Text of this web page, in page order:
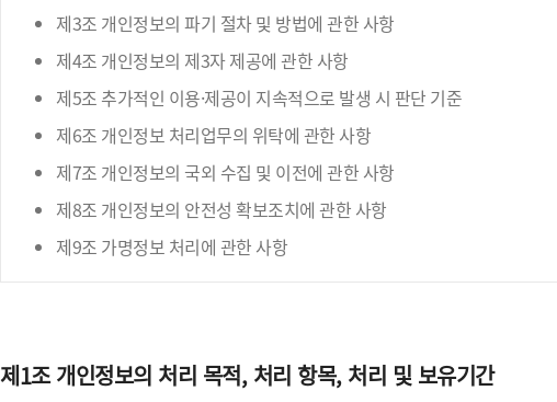
제3조 개인정보의 파기 절차 및 방법에 관한 사항
제4조 개인정보의 제3자 제공에 관한 사항
제5조 추가적인 이용·제공이 지속적으로 발생 시 판단 기준
제6조 개인정보 처리업무의 위탁에 관한 사항
제7조 개인정보의 국외 수집 및 이전에 관한 사항
제8조 개인정보의 안전성 확보조치에 관한 사항
제9조 가명정보 처리에 관한 사항
제1조 개인정보의 처리 목적, 처리 항목, 처리 및 보유기간